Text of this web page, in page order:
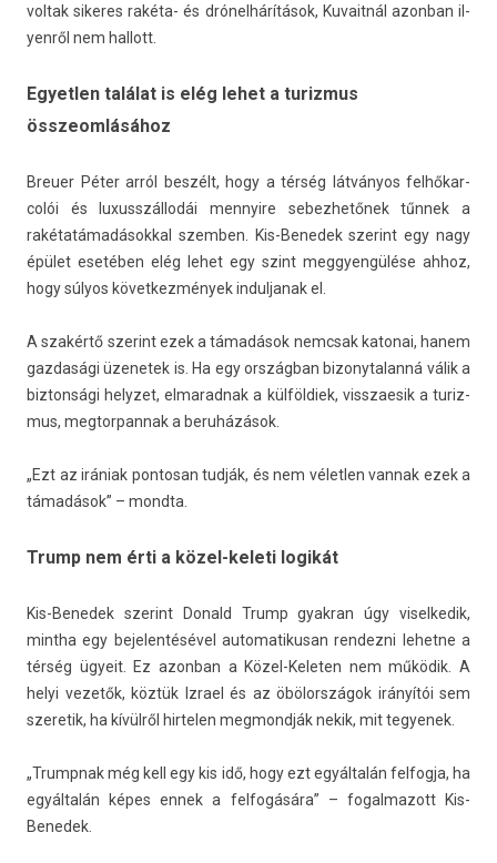
vol­tak sikeres rakéta- és drónelhárítások, Kuvait­nál azon­ban il­
yen­ről nem hal­lott.
Egyetlen találat is elég lehet a turizmus
összeomlásához
Breu­er Péter arról beszélt, hogy a térség látványos fel­hőkar­
colói és luxusszál­lodái men­nyire sebez­hetőnek tűnnek a
rakétatámadásokk­al szemb­en. Kis-Benedek szerint egy nagy
épület esetében elég lehet egy szint meg­gyen­gülése ahhoz,
hogy súlyos követ­kezmények in­dul­janak el.
A szakértő szerint ezek a támadások nemcsak katonai, hanem
gaz­dasági üzenetek is. Ha egy országban bi­zonytalanná válik a
bi­zton­sági helyzet, el­marad­nak a külföldiek, visszaesik a turiz­
mus, meg­torpan­nak a beruházások.
„Ezt az irániak pon­tosan tudják, és nem véletl­en van­nak ezek a
támadások” – mondta.
Trump nem érti a közel-keleti logikát
Kis-Benedek szerint Donald Trump gyak­ran úgy visel­kedik,
mintha egy be­jelen­tésével auto­matikusan re­ndez­ni lehet­ne a
térség ügyeit. Ez azon­ban a Közel-Keleten nem működik. A
helyi vezetők, köztük Iz­rael és az öbölországok irányítói sem
szeretik, ha kívülről hir­tel­en meg­mondják nekik, mit tegyenek.
„Trumpnak még kell egy kis idő, hogy ezt egyáltalán fel­fogja, ha
egyáltalán képes ennek a fel­fogására” – fogal­mazott Kis-
Benedek.